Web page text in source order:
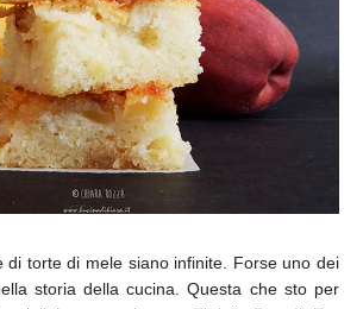
di torte di mele siano infinite. Forse uno dei
storia della cucina. Questa che sto per